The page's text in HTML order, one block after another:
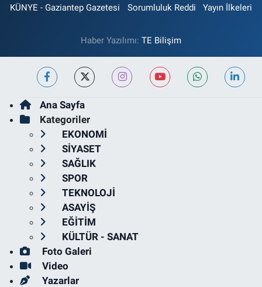
KÜNYE - Gaziantep Gazetesi
Sorumluluk Reddi Yayın İlkeleri
Haber Yazılımı: TE Bilişim
Ana Sayfa
Kategoriler
EKONOMİ
SİYASET
SAĞLIK
SPOR
TEKNOLOJİ
ASAYİŞ
EĞİTİM
KÜLTÜR - SANAT
Foto Galeri
Video
Yazarlar